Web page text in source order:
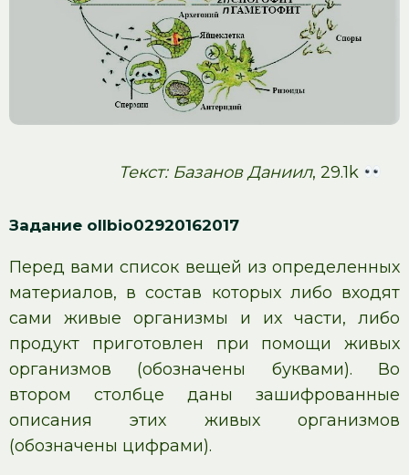
Текст: Базанов Даниил, 29.1k
Задание ollbio02920162017
Перед вами список вещей из определенных
материалов, в состав которых либо входят
сами живые организмы и их части, либо
продукт приготовлен при помощи живых
организмов (обозначены буквами). Во
втором столбце даны зашифрованные
описания этих живых организмов
(обозначены цифрами).